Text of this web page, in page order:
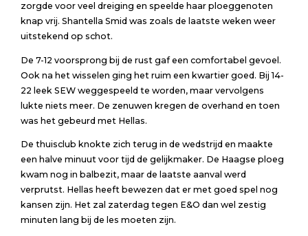
zorgde voor veel dreiging en speelde haar ploeggenoten
knap vrij. Shantella Smid was zoals de laatste weken weer
uitstekend op schot.
De 7-12 voorsprong bij de rust gaf een comfortabel gevoel.
Ook na het wisselen ging het ruim een kwartier goed. Bij 14-
22 leek SEW weggespeeld te worden, maar vervolgens
lukte niets meer. De zenuwen kregen de overhand en toen
was het gebeurd met Hellas.
De thuisclub knokte zich terug in de wedstrijd en maakte
een halve minuut voor tijd de gelijkmaker. De Haagse ploeg
kwam nog in balbezit, maar de laatste aanval werd
verprutst. Hellas heeft bewezen dat er met goed spel nog
kansen zijn. Het zal zaterdag tegen E&O dan wel zestig
minuten lang bij de les moeten zijn.